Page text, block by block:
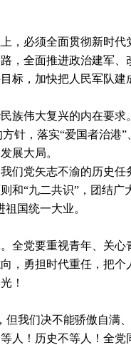
必须全面贯彻新时代
，全面推进政治建军
标，加快把人民军队
伟大复兴的内在要求
针，落实“爱国者治
展大局。
党矢志不渝的历史任
和“九二共识”，团结
国统一大业。
党要重视青年、关心
，勇担时代重任，把
！
我们决不能骄傲自满
人！历史不等人！全